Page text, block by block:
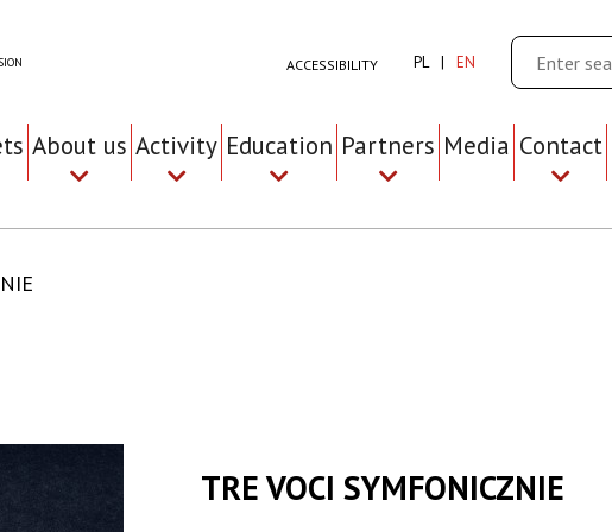
ACCESSIBILITY PL EN Search
About us Activity Education Partners Media Contact
TRE VOCI SYMFONICZNIE